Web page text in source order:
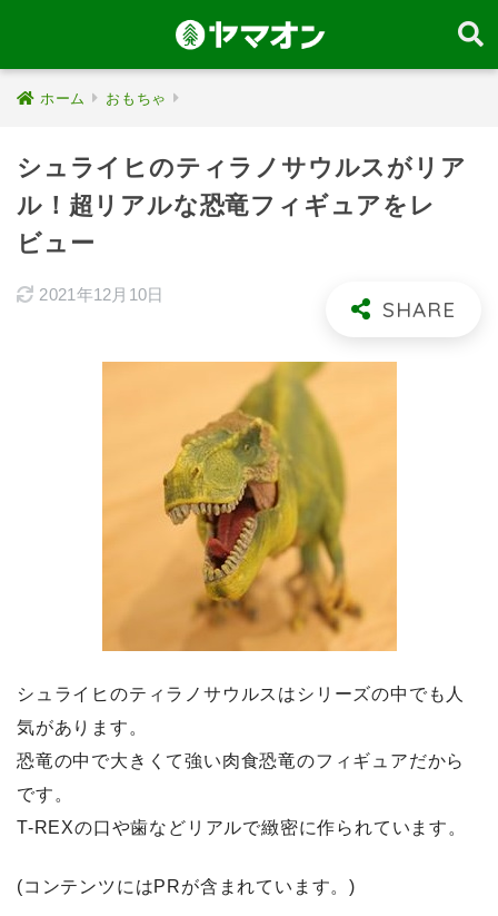
ホーム おもちゃ
シュライヒのティラノサウルスがリア
ル！超リアルな恐竜フィギュアをレ
ビュー
2021年12月10日
シュライヒのティラノサウルスはシリーズの中でも人
気があります。
恐竜の中で大きくて強い肉食恐竜のフィギュアだから
です。
T-REXの口や歯などリアルで緻密に作られています。
(コンテンツにはPRが含まれています。)